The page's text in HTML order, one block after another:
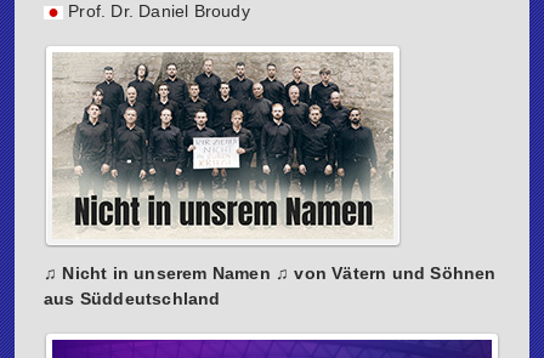
Prof. Dr. Daniel Broudy
♫ Nicht in unserem Namen ♫ von Vätern und Söhnen
aus Süddeutschland